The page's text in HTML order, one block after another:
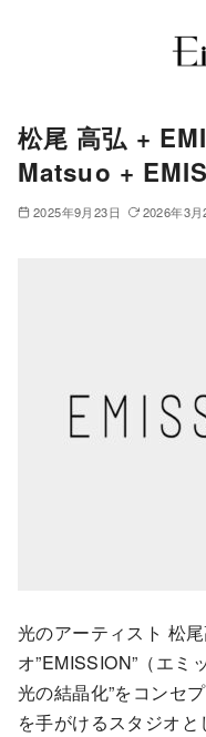
松尾 高弘 +
Matsuo +
2025年9月23日 2026年3月
光のアーティスト 松
オ”EMISSION”（エ
光の結晶化”をコンセ
を手がけるスタジオと